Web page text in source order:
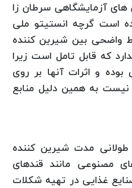
آزمایشگاهی سرطان زا
است گرچه انستیتو ملی
واضحی بین شیرین کننده
که قابل تامل است زیرا
و اثرات آنها بر روی
به همین دلیل منابع
مدت شیرین کننده
مصنوعی مانند قندهای
غذایی در تهیه شکلات